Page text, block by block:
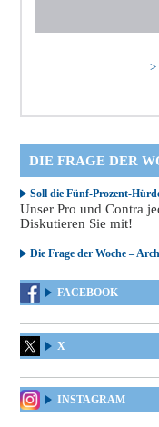
>
DIE FRAGE DER
Soll die Fünf-Prozent-
Unser Pro und Contra
Diskutieren Sie mit!
Die Frage der Woche –
FACEBOOK
X
INSTAGRAM